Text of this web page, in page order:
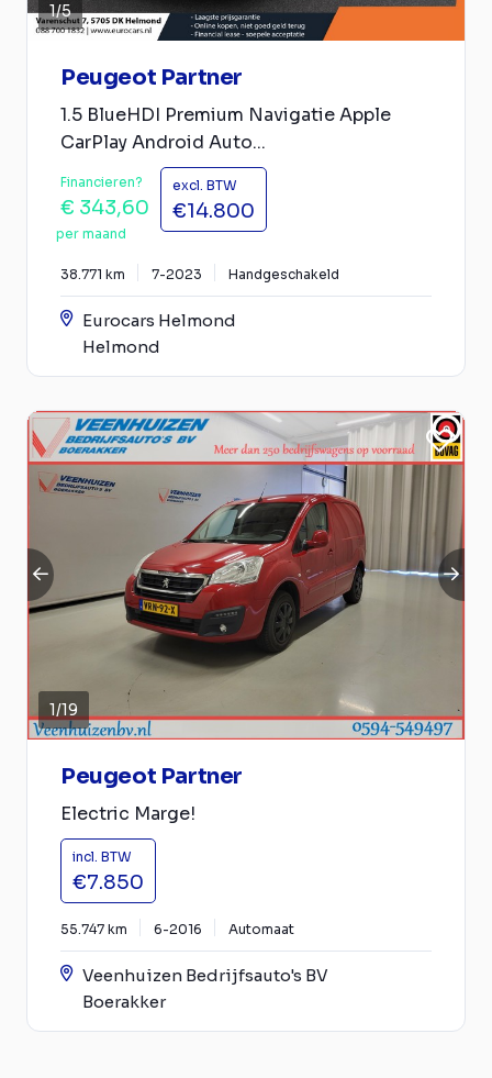
1/5
Peugeot Partner
1.5 BlueHDI Premium Navigatie Apple
CarPlay Android Auto...
Financieren?
€ 343,60
per maand
excl. BTW
€14.800
38.771 km 7-2023 Handgeschakeld
Eurocars Helmond
Helmond
1/19
Peugeot Partner
Electric Marge!
incl. BTW
€7.850
55.747 km 6-2016 Automaat
Veenhuizen Bedrijfsauto's BV
Boerakker